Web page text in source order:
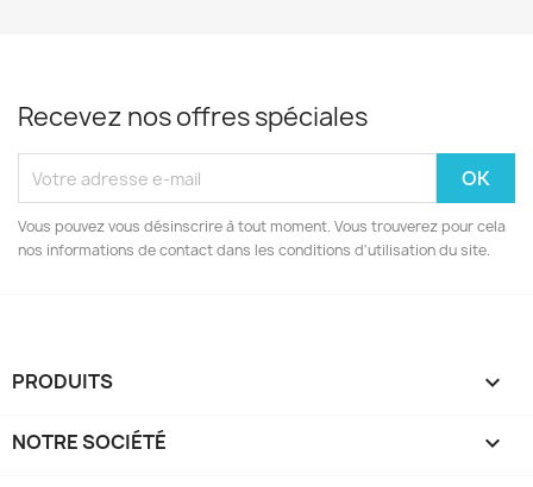
Recevez nos offres spéciales
Vous pouvez vous désinscrire à tout moment. Vous trouverez pour cela
nos informations de contact dans les conditions d'utilisation du site.
PRODUITS 
NOTRE SOCIÉTÉ 